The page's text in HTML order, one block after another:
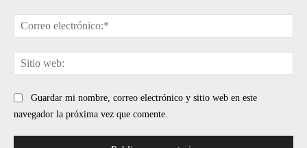
Guardar mi nombre, correo electrónico y sitio web en este
navegador la próxima vez que comente.